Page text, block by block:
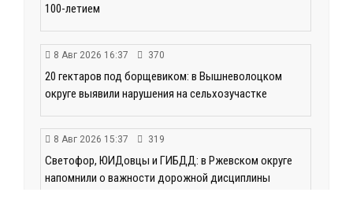
100-летием
8 Авг 2026 16:37 370
20 гектаров под борщевиком: в Вышневолоцком
округе выявили нарушения на сельхозучастке
8 Авг 2026 15:37 319
Светофор, ЮИДовцы и ГИБДД: в Ржевском округе
напомнили о важности дорожной дисциплины